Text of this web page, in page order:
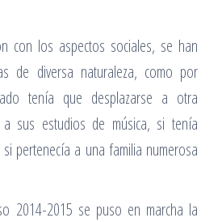
con los aspectos sociales, se han
de diversa naturaleza, como por
tenía que desplazarse a otra
sus estudios de música, si tenía
pertenecía a una familia numerosa
2014-2015 se puso en marcha la